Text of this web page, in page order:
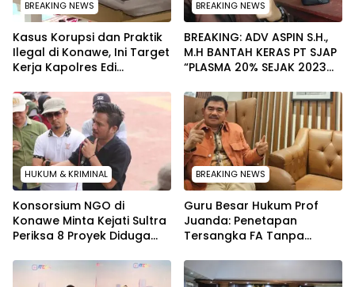
BREAKING NEWS
Kasus Korupsi dan Praktik
Ilegal di Konawe, Ini Target
Kerja Kapolres Edi
BREAKING NEWS
BREAKING: ADV ASPIN S.H.,
M.H BANTAH KERAS PT SJAP
“PLASMA 20% SEJAK 2023
WARGA WAWOONE!
HUKUM & KRIMINAL
Konsorsium NGO di
Konawe Minta Kejati Sultra
Periksa 8 Proyek Diduga
BREAKING NEWS
Guru Besar Hukum Prof
Juanda: Penetapan
Tersangka FA Tanpa
Tersangka Tetap Sah
Secara Hukum